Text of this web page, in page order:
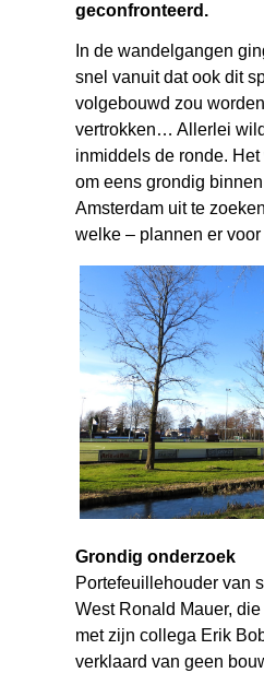
geconfronteerd.
In de wandelgangen
snel vanuit dat ook dit
volgebouwd zou
vertrokken… Allerlei
inmiddels de ronde.
om eens grondig
Amsterdam uit te
welke – plannen er
Grondig onderzoek
Portefeuillehouder van
West Ronald Mauer,
met zijn collega Erik
verklaard van geen